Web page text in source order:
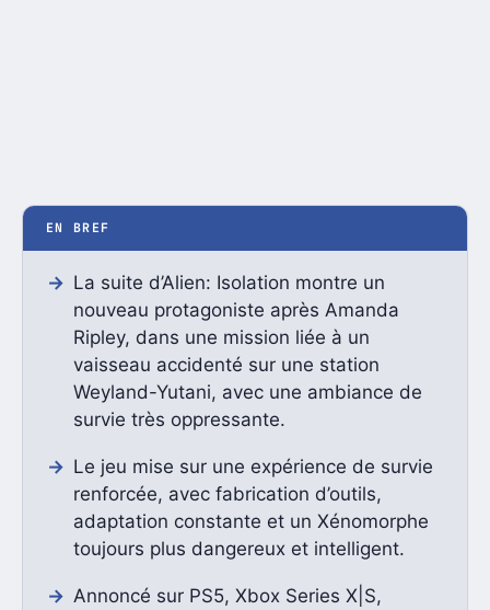
EN BREF
La suite d’Alien: Isolation montre un
nouveau protagoniste après Amanda
Ripley, dans une mission liée à un
vaisseau accidenté sur une station
Weyland-Yutani, avec une ambiance de
survie très oppressante.
Le jeu mise sur une expérience de survie
renforcée, avec fabrication d’outils,
adaptation constante et un Xénomorphe
toujours plus dangereux et intelligent.
Annoncé sur PS5, Xbox Series X|S,